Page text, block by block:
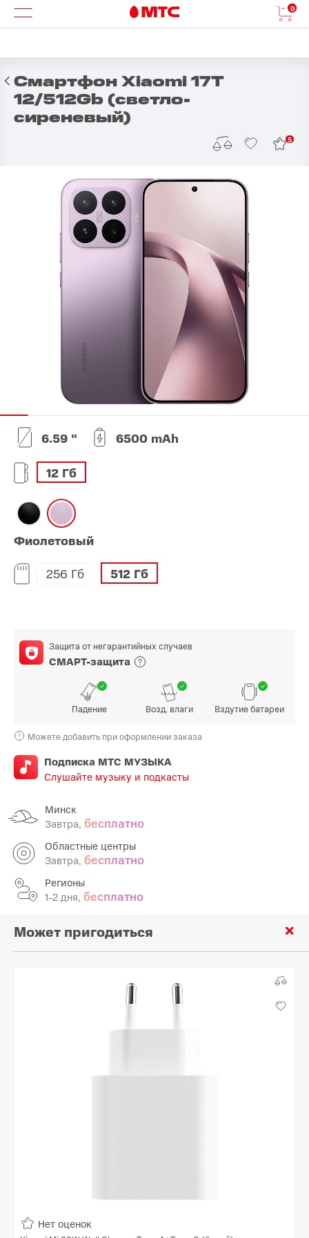
0
Смартфон Xiaomi 17T
12/512Gb (светло-
сиреневый)
5
6.59 " 6500 mAh
12 Гб
Фиолетовый
256 Гб
512 Гб
Защита от негарантийных случаев
СМАРТ-защита
Падение Возд. влаги Вздутие батареи
Можете добавить при оформлении заказа
Подписка МТС МУЗЫКА
Слушайте музыку и подкасты
Минск
Завтра, бесплатно
Областные центры
Завтра, бесплатно
Регионы
1-2 дня, бесплатно
Может пригодиться
Нет оценок